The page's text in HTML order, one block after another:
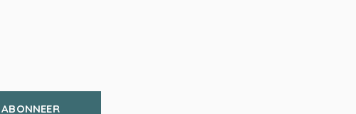
ABONNEER